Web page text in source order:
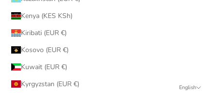
Kenya (KES KSh)
Kiribati (EUR €)
Kosovo (EUR €)
Kuwait (EUR €)
Kyrgyzstan (EUR €)
English